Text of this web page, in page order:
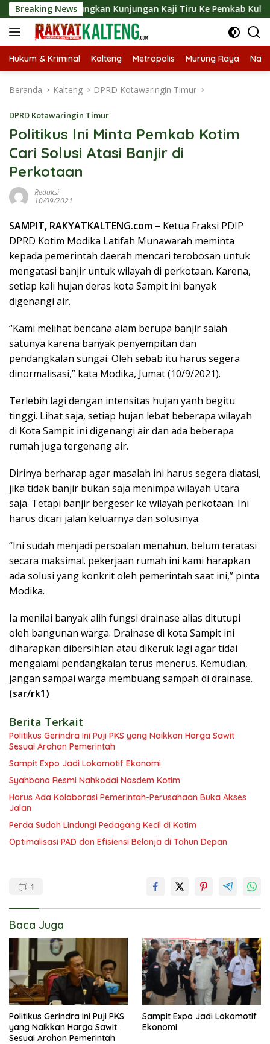
Langsung
ke
konten
Breaking NewsKunjungan Kaji Tiru Ke Pemkab Kulon Progo
Hukum & Kriminal Kalteng Metropolis Murung Raya
Beranda Kalteng DPRD Kotawaringin Timur
DPRD Kotawaringin Timur
Politikus Ini Minta Pemkab Kotim
Cari Solusi Atasi Banjir di
Perkotaan
Redaksi
10/09/2021
SAMPIT, RAKYATKALTENG.com – Ketua Fraksi PDIP
DPRD Kotim Modika Latifah Munawarah meminta
kepada pemerintah daerah mencari terobosan untuk
mengatasi banjir untuk wilayah di perkotaan. Karena,
setiap kali hujan deras kota Sampit ini banyak
digenangi air.
“Kami melihat bencana alam berupa banjir salah
satunya karena banyak penyempitan dan
pendangkalan sungai. Oleh sebab itu harus segera
dinormalisasi,” kata Modika, Jumat (10/9/2021).
Terlebih lagi dengan intensitas hujan yanh begitu
tinggi. Lihat saja, setiap hujan lebat beberapa wilayah
di Kota Sampit ini digenangi air dan ada beberapa
rumah juga tergenang air.
Dirinya berharap agar masalah ini harus segera diatasi,
jika tidak banjir bukan saja menimpa wilayah Utara
saja. Tetapi banjir bergeser ke wilayah perkotaan. Ini
harus dicari jalan keluarnya dan solusinya.
“Ini sudah menjadi persoalan menahun, belum teratasi
secara maksimal. pekerjaan rumah ini kami harapkan
ada solusi yang konkrit oleh pemerintah saat ini,” pinta
Modika.
Ia menilai banyak alih fungsi drainase alias ditutupi
oleh bangunan warga. Drainase di kota Sampit ini
diharapkan dibersihlan atau dikeruk lagi agar tidai
mengalami pendangkalan terus menerus. Kemudian,
jangan sampai warga membuang sampah di drainase.
(sar/rk1)
Berita Terkait
Politikus Gerindra Ini Puji PKS yang Naikkan Harga Sawit
Sesuai Arahan Pemerintah
Sampit Expo Jadi Lokomotif Ekonomi
Syahbana Resmi Nahkodai Nasdem Kotim
Harus Ada Kolaborasi Pemerintah-Perusahaan Buka Akses
Jalan
Perda Sudah Lindungi Pedagang Kecil di Kotim
Optimalisasi PAD dan Efisiensi Belanja di Tahun Depan
1
Baca Juga
Politikus Gerindra Ini Puji PKS
yang Naikkan Harga Sawit
Sesuai Arahan Pemerintah
Sampit Expo Jadi Lokomotif
Ekonomi